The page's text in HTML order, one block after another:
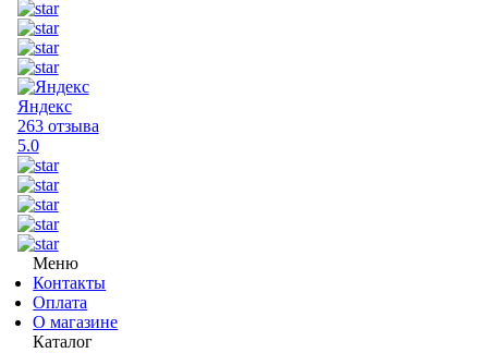
Яндекс
263 отзыва
5.0
Меню
Контакты
Оплата
О магазине
Каталог